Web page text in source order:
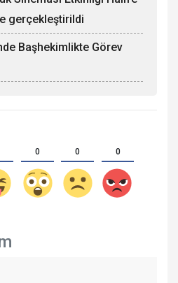
gerçekleştirildi
Başhekimlikte Görev
0 0 0